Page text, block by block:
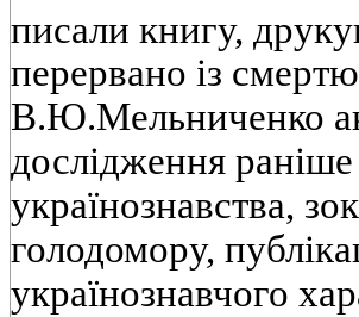
писали книгу,
перервано iз
В.Ю.Мельниченко
дослiдження ранiше
українознавства,
голодомору,
українознавчого